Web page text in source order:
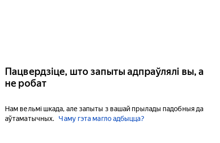
Пацвердзіце, што запыты адпраўлялі вы, а
не робат
Нам вельмі шкада, але запыты з вашай прылады падобныя да
аўтаматычных.
Чаму гэта магло адбыцца?